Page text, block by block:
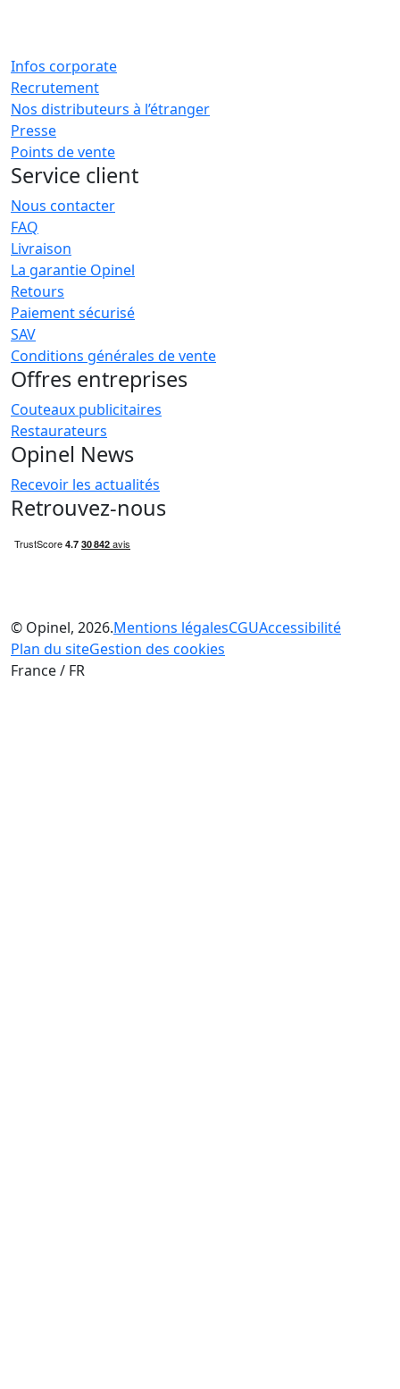
Infos corporate
Recrutement
Nos distributeurs à l’étranger
Presse
Points de vente
Service client
Nous contacter
FAQ
Livraison
La garantie Opinel
Retours
Paiement sécurisé
SAV
Conditions générales de vente
Offres entreprises
Couteaux publicitaires
Restaurateurs
Opinel News
Recevoir les actualités
Retrouvez-nous
© Opinel, 2026.Mentions légalesCGUAccessibilité
Plan du siteGestion des cookies
France / FR